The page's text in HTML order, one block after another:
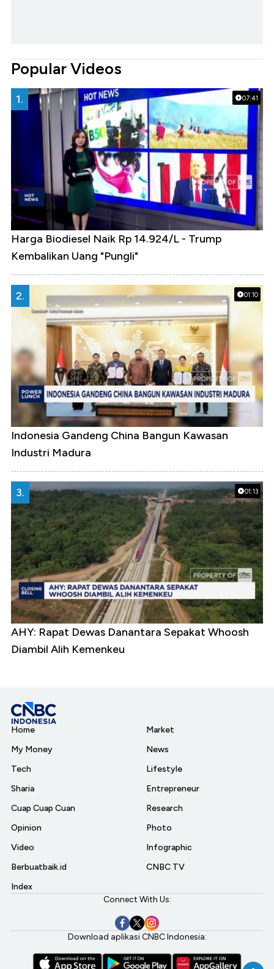
Popular Videos
07:41
1.
Harga Biodiesel Naik Rp 14.924/L - Trump
Kembalikan Uang "Pungli"
01:10
2.
Indonesia Gandeng China Bangun Kawasan
Industri Madura
01:13
3.
AHY: Rapat Dewas Danantara Sepakat Whoosh
Diambil Alih Kemenkeu
Home
My Money
Tech
Sharia
Cuap Cuap Cuan
Opinion
Video
Berbuatbaik.id
Index
Market
News
Lifestyle
Entrepreneur
Research
Photo
Infographic
CNBC TV
Connect With Us:
Download aplikasi CNBC Indonesia: